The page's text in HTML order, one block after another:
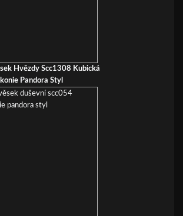
Hvězdy Scc1308 Kubická
Pandora Styl